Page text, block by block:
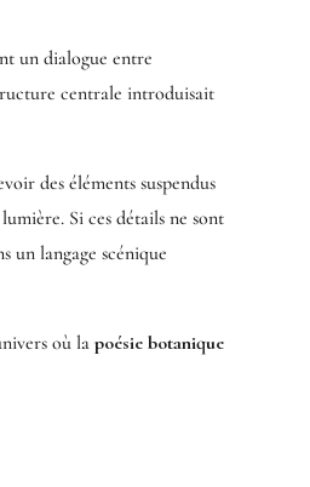
un dialogue entre
centrale introduisait
des éléments suspendus
Si ces détails ne sont
un langage scénique
où lapoésie botanique